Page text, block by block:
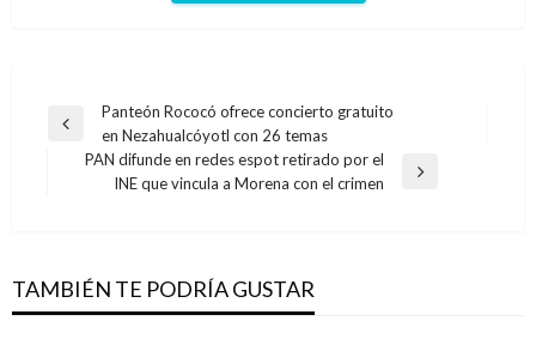
Navegación
entradas
Entrada
anterior
Panteón Rococó ofrece concierto gratuito
en Nezahualcóyotl con 26 temas
Entrada
PAN difunde en redes espot retirado por el
INE que vincula a Morena con el crimen
TAMBIÉN TE PODRÍA GUSTAR